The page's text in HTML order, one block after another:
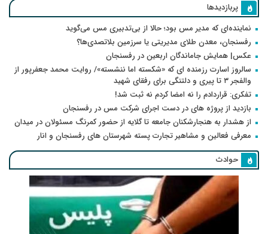
پربازدیدها
نماینده‌ای که مدیر مس بود؛ حالا از بی‌تدبیری مس می‌گوید
رفسنجان، معدن طلای مدیریتی یا سرزمین بلاتصدی‌ها؟
عکس| همایش جاماندگان اربعین در رفسنجان
سالروز اسارت رزمنده ای که «شکسته اما ننشسته»/ روایت محمد جعفرپور از
والفجر ۳ تا پیری و دلتنگی برای رفقای شهید
تفکری: قراردادم را نه امضا کردم نه ثبت شد!
بازدید از پروژه های در دست اجرای شرکت مس در رفسنجان
از هشدار به هنجارشکنان جامعه تا گلایه از حضور کمرنگ مسئولان در میدان
معرفی فعالین و مشاهیر تجارت پسته شهرستان های رفسنجان و انار
حوادث